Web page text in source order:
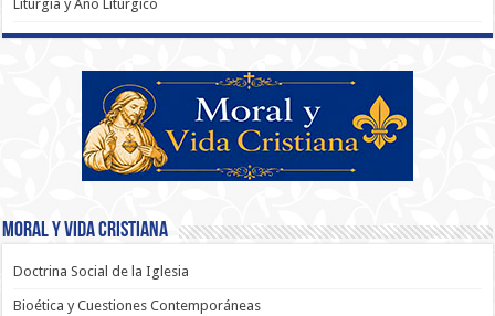
Liturgia y Año Litúrgico
Moral y Vida Cristiana
Doctrina Social de la Iglesia
Bioética y Cuestiones Contemporáneas